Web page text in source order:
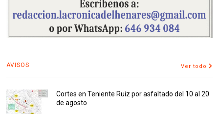
AVISOS Ver todo
Cortes en Teniente Ruiz por asfaltado del 10 al 20
de agosto